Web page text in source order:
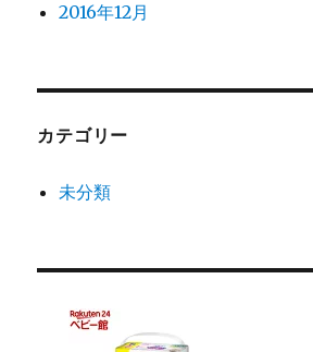
2016年12月
カテゴリー
未分類